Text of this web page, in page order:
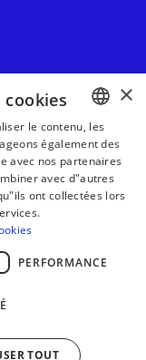
BASQUE
FRENCH
×
cookies
le contenu, les
également des
avec nos partenaires
avec d"autres
ont collectées lors
PERFORMANCE
TOUT